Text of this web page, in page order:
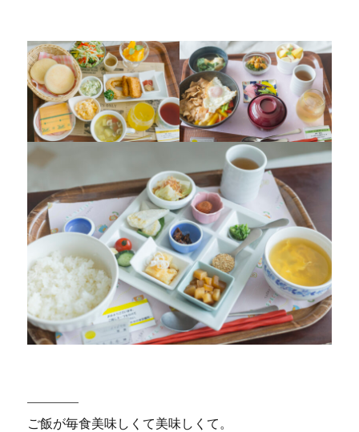
————
ご飯が毎食美味しくて美味しくて。